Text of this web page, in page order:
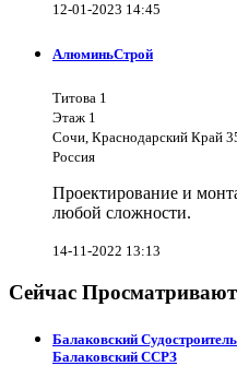
12-01-2023 14:45
АлюминьСтрой
Титова 1
Этаж 1
Сочи, Краснодарский Край
Россия
Проектирование и
любой сложности.
14-11-2022 13:13
Сейчас
Балаковский
Балаковский ССРЗ